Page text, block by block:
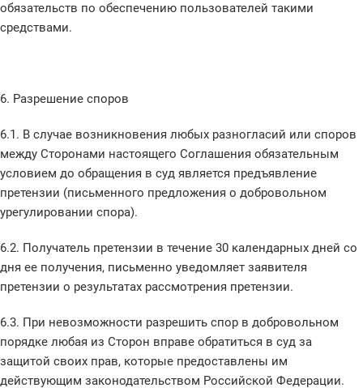
обязательств по обеспечению пользователей такими
средствами.
6. Разрешение споров
6.1. В случае возникновения любых разногласий или споров
между Сторонами настоящего Соглашения обязательным
условием до обращения в суд является предъявление
претензии (письменного предложения о добровольном
урегулировании спора).
6.2. Получатель претензии в течение 30 календарных дней со
дня ее получения, письменно уведомляет заявителя
претензии о результатах рассмотрения претензии.
6.3. При невозможности разрешить спор в добровольном
порядке любая из Сторон вправе обратиться в суд за
защитой своих прав, которые предоставлены им
действующим законодательством Российской Федерации.